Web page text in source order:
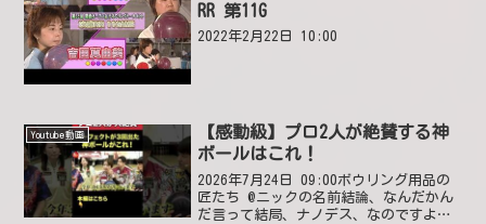
RR 第11G
2022年2月22日 10:00
Youtube動画
【感動級】プロ2人が絶賛する神
ボールはこれ！
2026年7月24日 09:00ボウリング用品の
匠たち @ニックの名前結論、なんだかん
だ言って結局、ナノデス、なのですよ。